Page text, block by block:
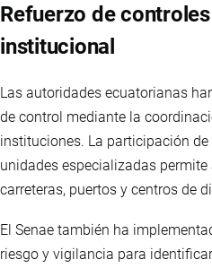
Refuerzo de
institucional
Las autoridades ecuatorianas
de control mediante la
instituciones. La participación
unidades especializadas
carreteras, puertos y centros de
El Senae también ha
riesgo y vigilancia para